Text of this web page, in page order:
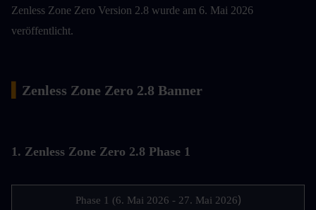
Zenless Zone Zero Version 2.8 wurde am 6. Mai 2026
veröffentlicht.
Zenless Zone Zero 2.8 Banner
1. Zenless Zone Zero 2.8 Phase 1
Phase 1 (6. Mai 2026 - 27. Mai 2026)